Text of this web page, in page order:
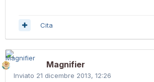
Cita
Magnifier
Inviato 21 dicembre 2013, 12:26